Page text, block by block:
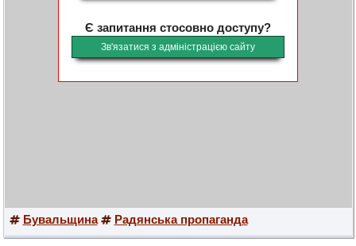
Є запитання стосовно доступу?
Зв'язатися з адміністрацією сайту
Бувальщина Радянська пропаганда